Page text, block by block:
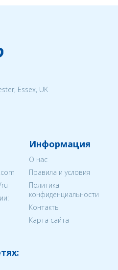
Essex, UK
Информация
О нас
Правила и условия
Политика
конфиденциальности
Контакты
Карта сайта